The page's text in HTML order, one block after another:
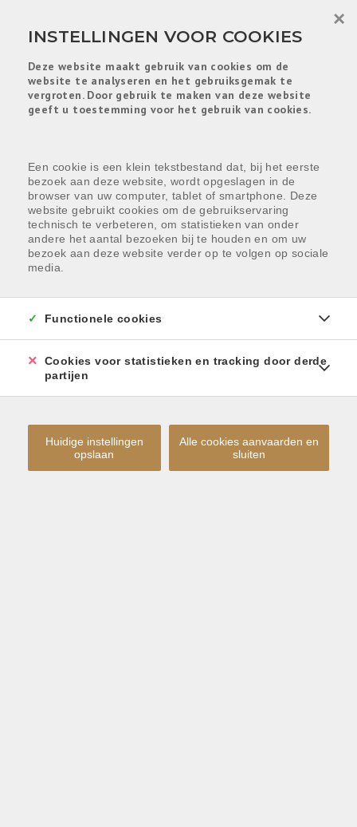
INSTELLINGEN VOOR COOKIES
Deze website maakt gebruik van cookies om de
website te analyseren en het gebruiksgemak te
vergroten. Door gebruik te maken van deze website
geeft u toestemming voor het gebruik van cookies.
Een cookie is een klein tekstbestand dat, bij het eerste
bezoek aan deze website, wordt opgeslagen in de
browser van uw computer, tablet of smartphone. Deze
website gebruikt cookies om de gebruikservaring
technisch te verbeteren, om statistieken van onder
andere het aantal bezoeken bij te houden en om uw
bezoek aan deze website verder op te volgen op sociale
media.
×
Functionele cookies
Cookies voor statistieken en tracking door derde
partijen
Huidige instellingen
opslaan
Alle cookies aanvaarden en
sluiten